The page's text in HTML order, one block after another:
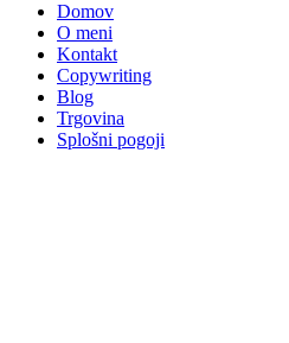
Domov
O meni
Kontakt
Copywriting
Blog
Trgovina
Splošni pogoji